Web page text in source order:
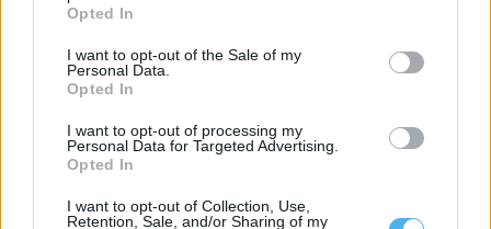
Opted In
I want to opt-out of the Sale of my
Personal Data.
Opted In
I want to opt-out of processing my
Personal Data for Targeted Advertising.
Opted In
I want to opt-out of Collection, Use,
Retention, Sale, and/or Sharing of my